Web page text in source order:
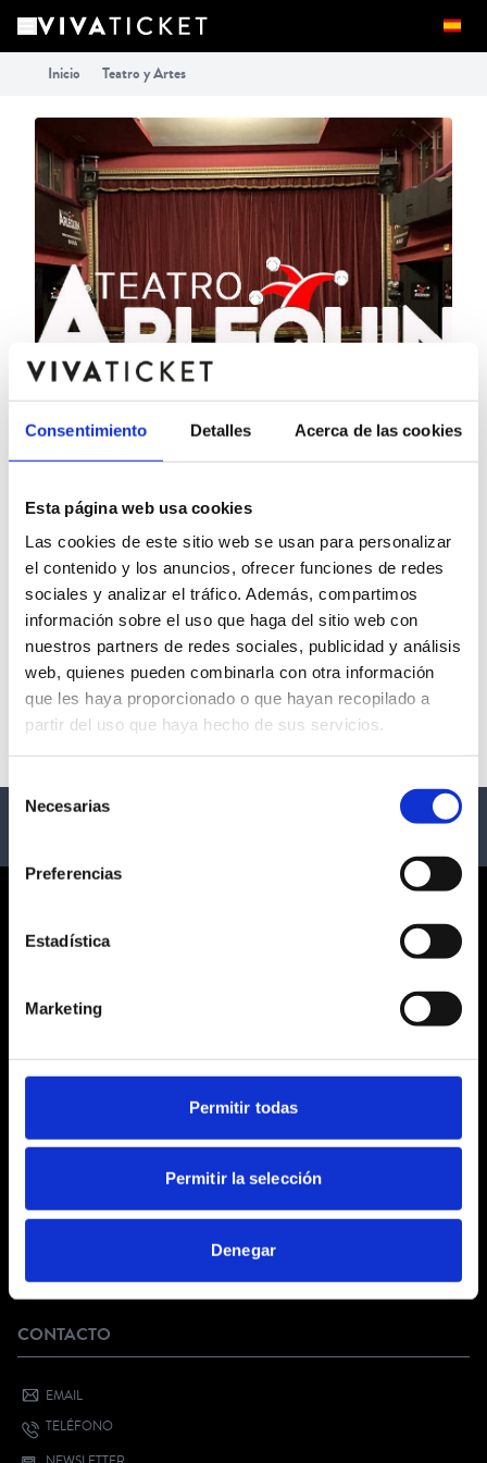
Consentimiento Detalles Acerca de las cookies
Esta página web usa cookies
Las cookies de este sitio web se usan para personalizar
el contenido y los anuncios, ofrecer funciones de redes
sociales y analizar el tráfico. Además, compartimos
información sobre el uso que haga del sitio web con
nuestros partners de redes sociales, publicidad y análisis
web, quienes pueden combinarla con otra información
que les haya proporcionado o que hayan recopilado a
partir del uso que haya hecho de sus servicios.
Selección
Necesarias
Preferencias
Estadística
Marketing
Permitir todas
Permitir la selección
Denegar
Inicio Teatro y Artes
Teatro Arlequín Gran Vía
- Madrid
Descripción
Eventos teatro Arlequín Gran Vía
CONDICIONES GENERALES
AVISO LEGAL
PRIVACIDAD EN RRSS
SERVICIO AL CLIENTE
FAQ
¿QUIERES VENDER CON NOSOTROS?
BONO CULTURAL JOVEN
CONTACTO
EMAIL
TELÉFONO